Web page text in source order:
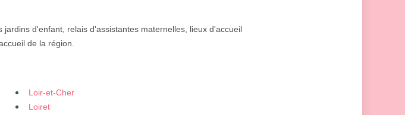
jardins d'enfant, relais d'assistantes maternelles, lieux d'accueil
de la région.
Loir-et-Cher
Loiret